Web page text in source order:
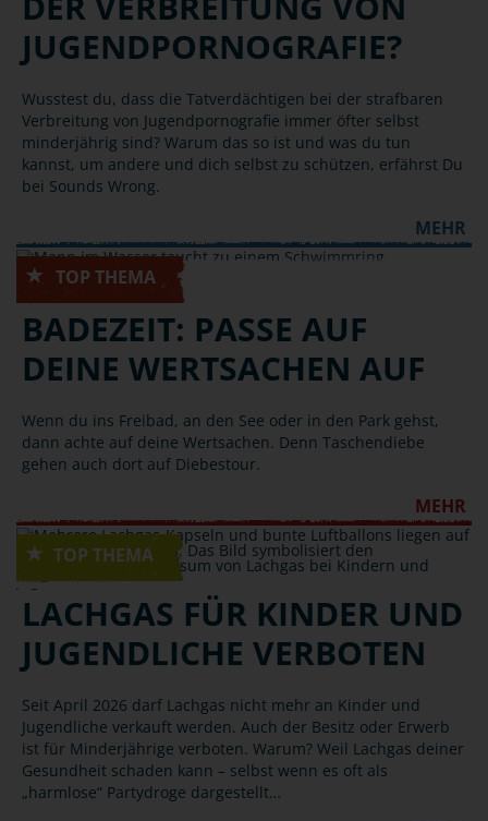
JUGENDPORNOGRAFIE?
Wusstest du, dass die Tatverdächtigen bei der strafbaren
Verbreitung von Jugendpornografie immer öfter selbst
minderjährig sind? Warum das so ist und was du tun
kannst, um andere und dich selbst zu schützen, erfährst Du
bei Sounds Wrong.
MEHR
BADEZEIT: PASSE AUF
DEINE WERTSACHEN AUF
Wenn du ins Freibad, an den See oder in den Park gehst,
dann achte auf deine Wertsachen. Denn Taschendiebe
gehen auch dort auf Diebestour.
MEHR
LACHGAS FÜR KINDER UND
JUGENDLICHE VERBOTEN
Seit April 2026 darf Lachgas nicht mehr an Kinder und
Jugendliche verkauft werden. Auch der Besitz oder Erwerb
ist für Minderjährige verboten. Warum? Weil Lachgas deiner
Gesundheit schaden kann – selbst wenn es oft als
„harmlose“ Partydroge dargestellt…